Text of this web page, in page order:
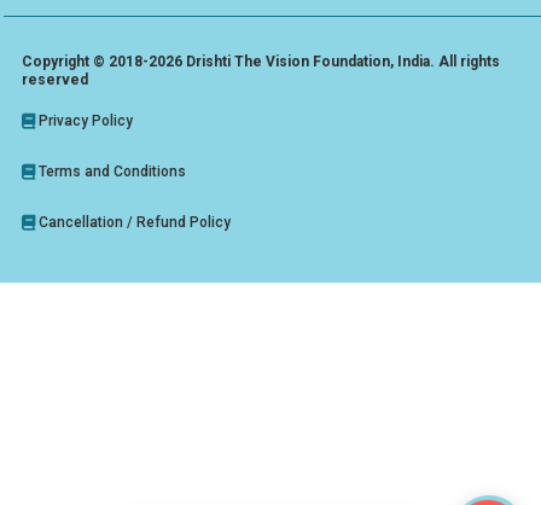
Copyright © 2018-2026 Drishti The Vision Foundation, India. All rights
reserved
Privacy Policy
Terms and Conditions
Cancellation / Refund Policy